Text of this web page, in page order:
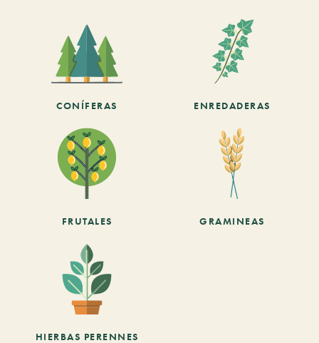
CONÍFERAS ENREDADERAS
FRUTALES GRAMINEAS
HIERBAS PERENNES